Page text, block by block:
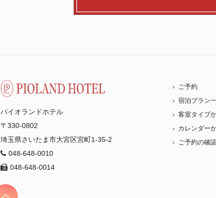
パイオランドホテル
〒330-0802
埼玉県さいたま市大宮区宮町1-35-2
048-648-0010
048-648-0014
ご予約
宿泊プラン
客室タイプ
カレンダー
ご予約の確